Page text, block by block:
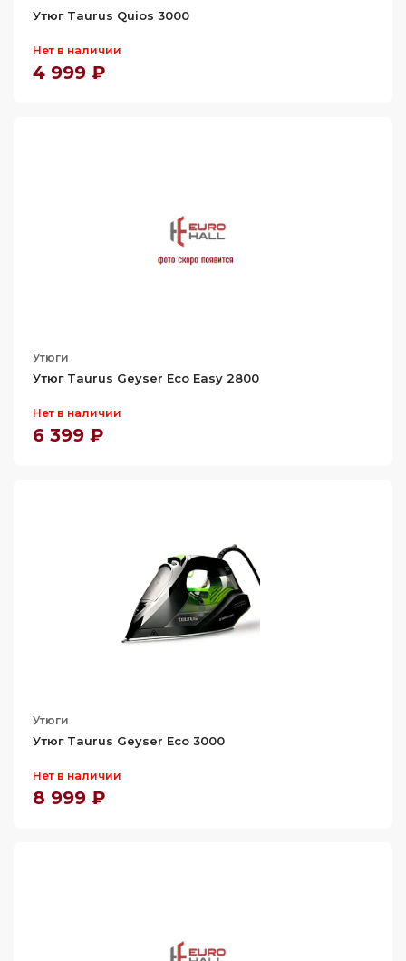
Утюг Taurus Quios 3000
Нет в наличии
4 999 ₽
Утюги
Утюг Taurus Geyser Eco Easy 2800
Нет в наличии
6 399 ₽
Утюги
Утюг Taurus Geyser Eco 3000
Нет в наличии
8 999 ₽